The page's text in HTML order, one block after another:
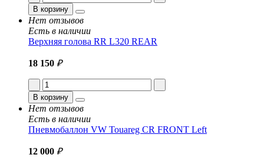
В корзину
Нет отзывов
Есть в наличии
Верхняя голова RR L320 REAR
18 150 ₽
В корзину
Нет отзывов
Есть в наличии
Пневмобаллон VW Touareg CR FRONT Left
12 000 ₽